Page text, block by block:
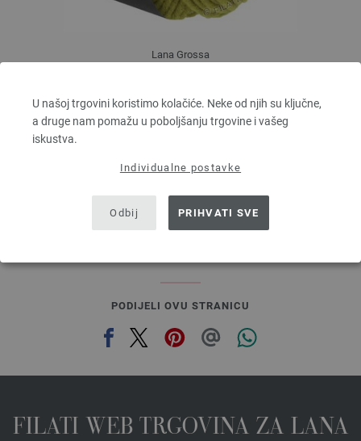
U našoj trgovini koristimo kolačiće. Neke od njih su ključne,
a druge nam pomažu u poboljšanju trgovine i vašeg
iskustva.
Individualne postavke
Odbij PRIHVATI SVE
Lana Grossa
Dužina: otprilike 55 m / 50 g
Većina igle: 7 - 8
4,42 $
bez PDV-a, dodatno troškovi za dostavu, Osnovna cijena:
PODIJELI OVU STRANICU
FILATI WEB TRGOVINA ZA LANA